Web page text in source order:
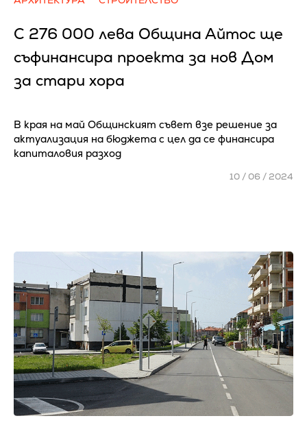
С 276 000 лева Община Айтос ще
съфинансира проекта за нов Дом
за стари хора
В края на май Общинският съвет взе решение за
актуализация на бюджета с цел да се финансира
капиталовия разход
10 / 06 / 2024